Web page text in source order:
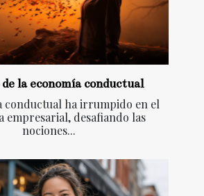
la economía conductual
conductual ha irrumpido en el
empresarial, desafiando las
nociones...